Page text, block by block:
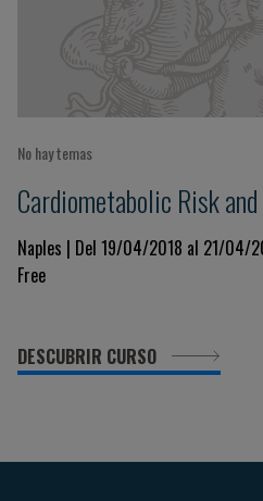
No hay temas
Cardiometabolic Risk
Naples | Del 19/04/2018 al 21/04/
Free
DESCUBRIR CURSO